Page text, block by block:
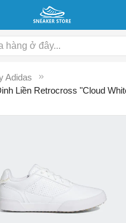
Adidas
Liền Retrocross "Cloud